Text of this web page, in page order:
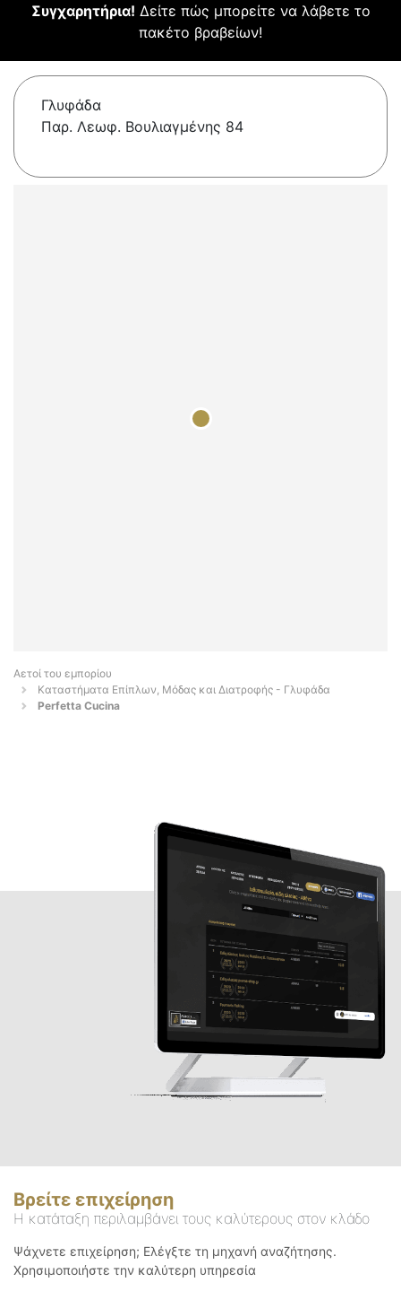
Συγχαρητήρια! Δείτε πώς μπορείτε να λάβετε το
πακέτο βραβείων!
Γλυφάδα
Παρ. Λεωφ. Βουλιαγμένης 84
Αετοί του εμπορίου
Καταστήματα Επίπλων, Μόδας και Διατροφής - Γλυφάδα
Perfetta Cucina
Βρείτε επιχείρηση
Η κατάταξη περιλαμβάνει τους καλύτερους στον κλάδο
Ψάχνετε επιχείρηση; Ελέγξτε τη μηχανή αναζήτησης.
Χρησιμοποιήστε την καλύτερη υπηρεσία